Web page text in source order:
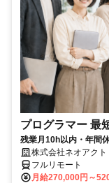
プログラマー 最
残業月10h以内・年間
株式会社ネオアクト
フルリモート
月給270,000円～